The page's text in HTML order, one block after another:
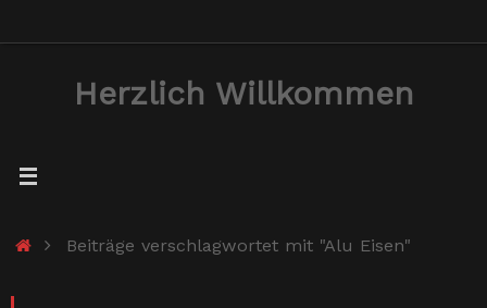
Herzlich Willkommen
StartBeiträge verschlagwortet mit "Alu Eisen"